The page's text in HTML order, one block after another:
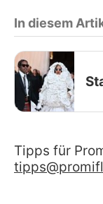
In diesem
Tipps für